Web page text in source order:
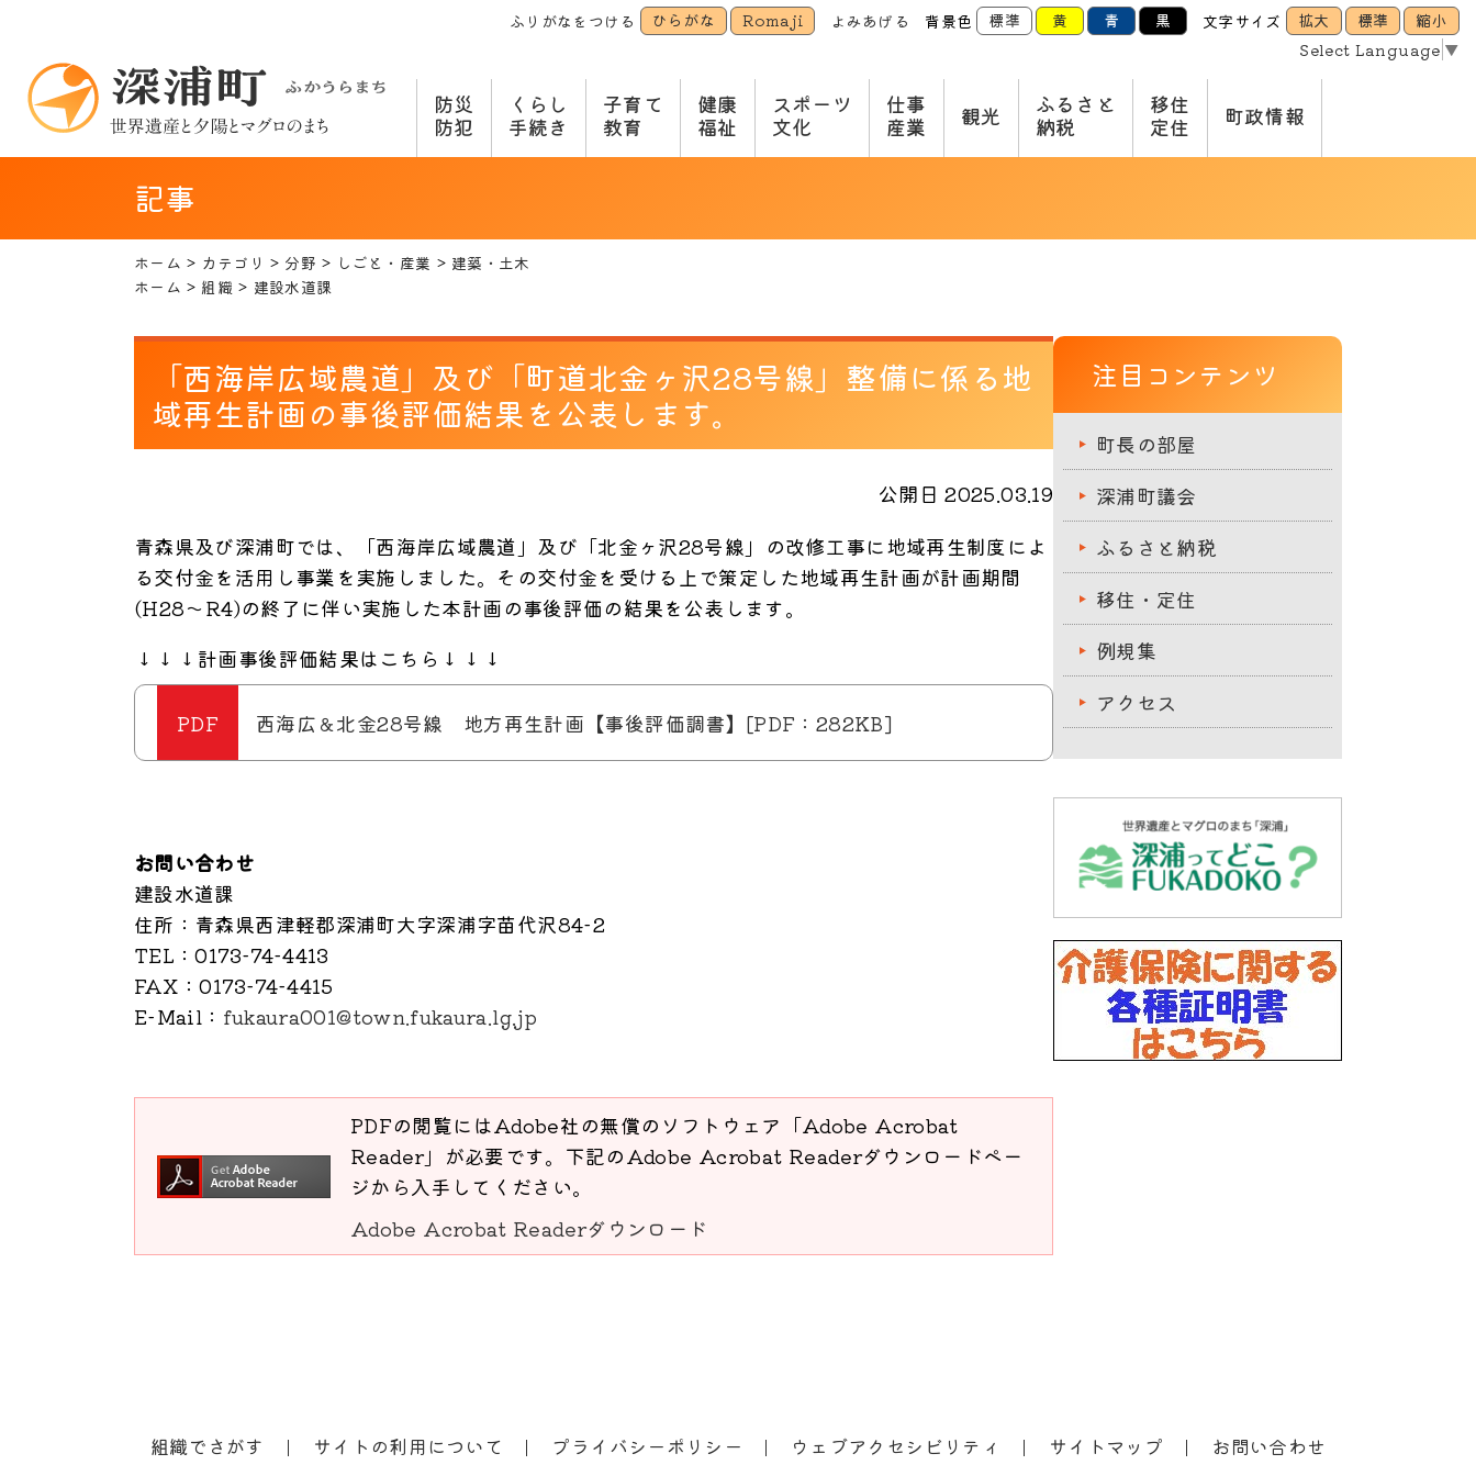
ふりがなをつける ひらがな Romaji よみあげる 背景色 標準 黄 青 黒 文字サイズ 拡大 標準
縮小
Select Language ▼
防災
防犯
くらし
手続き
子育て
教育
健康
福祉
スポーツ
文化
仕事
産業
観光
ふるさと
納税
移住
定住
町政情報
記事
ホーム カテゴリ 分野 しごと・産業
建築・土木
ホーム
組織 建設水道課
「西海岸広域農道」及び「町道北金ヶ沢28号線」整備に係る地
域再生計画の事後評価結果を公表します。
公開日 2025.03.19
青森県及び深浦町では、「西海岸広域農道」及び「北金ヶ沢28号線」の改修工事に地域再生制度によ
る交付金を活用し事業を実施しました。その交付金を受ける上で策定した地域再生計画が計画期間
(H28～R4)の終了に伴い実施した本計画の事後評価の結果を公表します。
↓↓↓計画事後評価結果はこちら↓↓↓
西海広＆北金28号線 地方再生計画【事後評価調書】[PDF：282KB]
お問い合わせ
建設水道課
住所 ：青森県西津軽郡深浦町大字深浦字苗代沢84-2
TEL ：0173-74-4413
FAX ：0173-74-4415
E-Mail ： fukaura001@town.fukaura.lg.jp
PDFの閲覧にはAdobe社の無償のソフトウェア「Adobe Acrobat
Reader」が必要です。下記のAdobe Acrobat Readerダウンロードペー
ジから入手してください。
Adobe Acrobat Readerダウンロード
注目コンテンツ
町長の部屋
深浦町議会
ふるさと納税
移住・定住
例規集
アクセス
組織でさがす サイトの利用について プライバシーポリシー ウェブアクセシビリティ サイトマップ お問い合わせ